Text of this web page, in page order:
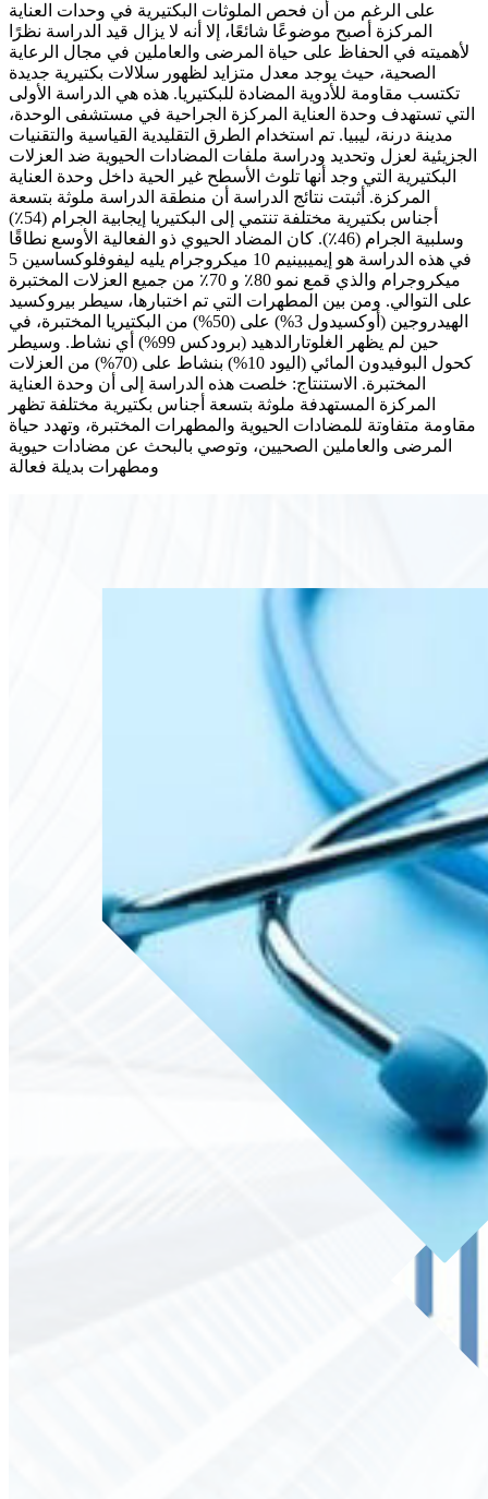
على الرغم من أن فحص الملوثات البكتيرية في وحدات العناية
المركزة أصبح موضوعًا شائعًا، إلا أنه لا يزال قيد الدراسة نظرًا
لأهميته في الحفاظ على حياة المرضى والعاملين في مجال الرعاية
الصحية، حيث يوجد معدل متزايد لظهور سلالات بكتيرية جديدة
تكتسب مقاومة للأدوية المضادة للبكتيريا. هذه هي الدراسة الأولى
التي تستهدف وحدة العناية المركزة الجراحية في مستشفى الوحدة،
مدينة درنة، ليبيا. تم استخدام الطرق التقليدية القياسية والتقنيات
الجزيئية لعزل وتحديد ودراسة ملفات المضادات الحيوية ضد العزلات
البكتيرية التي وجد أنها تلوث الأسطح غير الحية داخل وحدة العناية
المركزة. أثبتت نتائج الدراسة أن منطقة الدراسة ملوثة بتسعة
أجناس بكتيرية مختلفة تنتمي إلى البكتيريا إيجابية الجرام (54٪)
وسلبية الجرام (46٪). كان المضاد الحيوي ذو الفعالية الأوسع نطاقًا
في هذه الدراسة هو إيميبينيم 10 ميكروجرام يليه ليفوفلوكساسين 5
ميكروجرام والذي قمع نمو 80٪ و 70٪ من جميع العزلات المختبرة
على التوالي. ومن بين المطهرات التي تم اختبارها، سيطر بيروكسيد
الهيدروجين (أوكسيدول 3%) على (50%) من البكتيريا المختبرة، في
حين لم يظهر الغلوتارالدهيد (برودكس 99%) أي نشاط. وسيطر
كحول البوفيدون المائي (اليود 10%) بنشاط على (70%) من العزلات
المختبرة. الاستنتاج: خلصت هذه الدراسة إلى أن وحدة العناية
المركزة المستهدفة ملوثة بتسعة أجناس بكتيرية مختلفة تظهر
مقاومة متفاوتة للمضادات الحيوية والمطهرات المختبرة، وتهدد حياة
المرضى والعاملين الصحيين، وتوصي بالبحث عن مضادات حيوية
ومطهرات بديلة فعالة